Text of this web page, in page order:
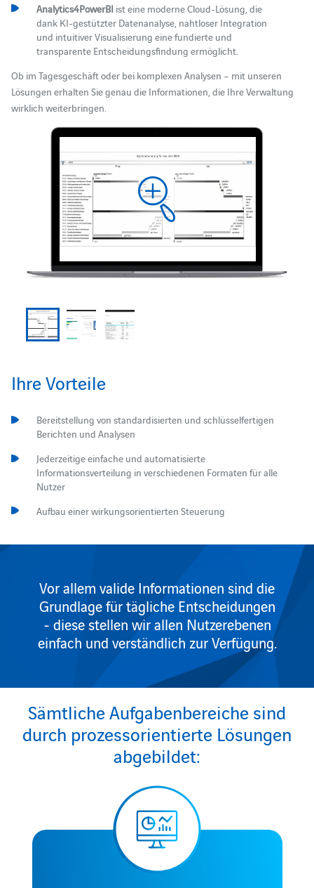
Analytics4PowerBI ist eine moderne Cloud-Lösung, die
dank KI-gestützter Datenanalyse, nahtloser Integration
und intuitiver Visualisierung eine fundierte und
transparente Entscheidungsfindung ermöglicht.
Ob im Tagesgeschäft oder bei komplexen Analysen – mit unseren
Lösungen erhalten Sie genau die Informationen, die Ihre Verwaltung
wirklich weiterbringen.
Ihre Vorteile
Bereitstellung von standardisierten und schlüsselfertigen
Berichten und Analysen
Jederzeitige einfache und automatisierte
Informationsverteilung in verschiedenen Formaten für alle
Nutzer
Aufbau einer wirkungsorientierten Steuerung
Vor allem valide Informationen sind die
Grundlage für tägliche Entscheidungen
- diese stellen wir allen Nutzerebenen
einfach und verständlich zur Verfügung.
Sämtliche Aufgabenbereiche sind
durch prozessorientierte Lösungen
abgebildet: